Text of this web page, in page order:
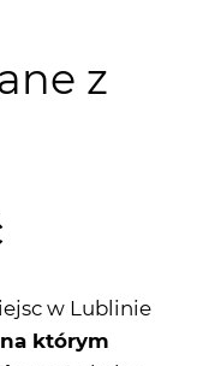
z
w Lublinie
którym